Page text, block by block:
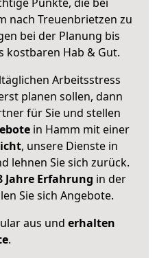
nach Treuenbrietzen zu
bei der Planung bis
kostbaren Hab & Gut.
Arbeitsstress
planen sollen, dann
für Sie und stellen
in Hamm mit einer
, unsere Dienste in
lehnen Sie sich zurück.
Jahre Erfahrung in der
Sie sich Angebote.
aus und erhalten
.